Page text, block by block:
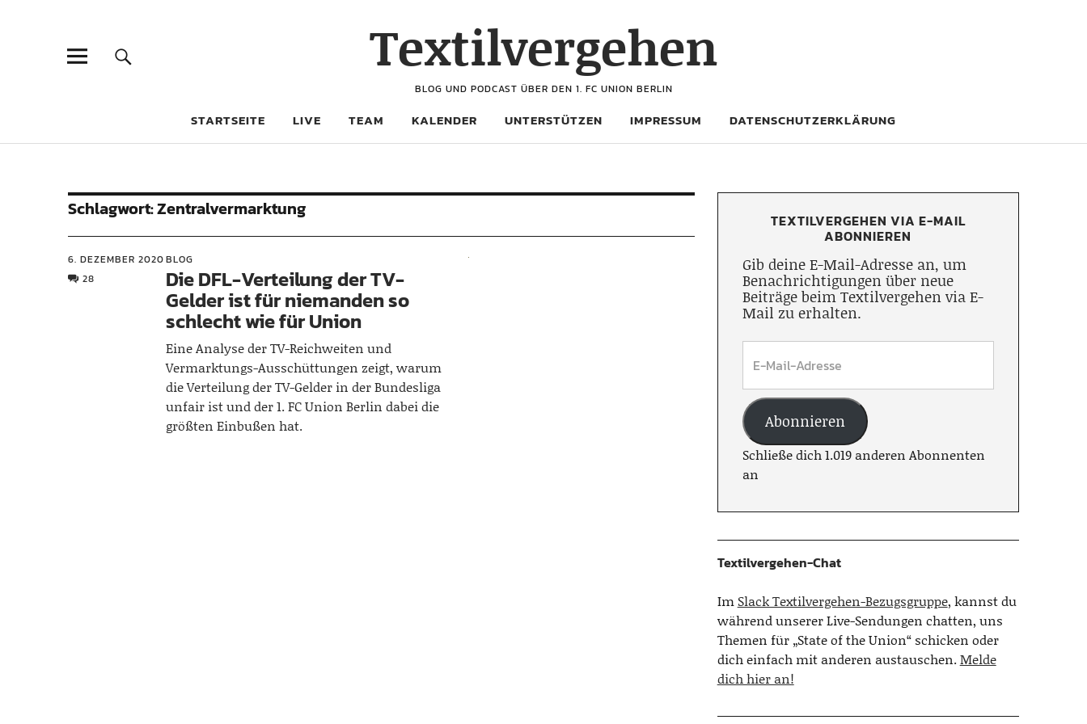
Textilvergehen
BLOG UND PODCAST ÜBER DEN 1. FC UNION BERLIN
STARTSEITE LIVE TEAM KALENDER UNTERSTÜTZEN IMPRESSUM DATENSCHUTZERKLÄRUNG
Schlagwort:Zentralvermarktung
6. DEZEMBER 2020
28
BLOG
Die DFL-Verteilung der TV-
Gelder ist für niemanden so
schlecht wie für Union
Eine Analyse der TV-Reichweiten und
Vermarktungs-Ausschüttungen zeigt, warum
die Verteilung der TV-Gelder in der Bundesliga
unfair ist und der 1. FC Union Berlin dabei die
größten Einbußen hat.
TEXTILVERGEHEN VIA E-MAIL
ABONNIEREN
Gib deine E-Mail-Adresse an, um
Benachrichtigungen über neue
Beiträge beim Textilvergehen via E-
Mail zu erhalten.
Abonnieren
Schließe dich 1.019 anderen Abonnenten
an
Textilvergehen-Chat
Im Slack Textilvergehen-Bezugsgruppe, kannst du
während unserer Live-Sendungen chatten, uns
Themen für „State of the Union“ schicken oder
dich einfach mit anderen austauschen.Melde
dich hier an!